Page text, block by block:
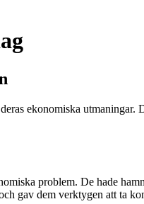
ekonomiska utmaningar.
problem. De hade
gav dem verktygen att ta